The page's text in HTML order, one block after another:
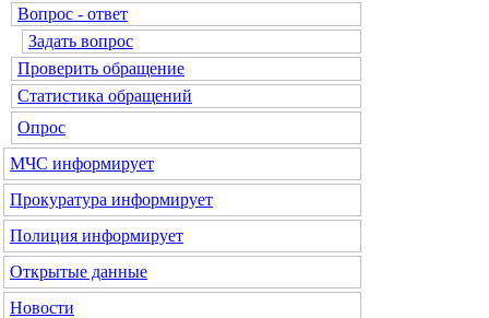
Вопрос - ответ
Задать вопрос
Проверить обращение
Статистика обращений
Опрос
МЧС информирует
Прокуратура информирует
Полиция информирует
Открытые данные
Новости